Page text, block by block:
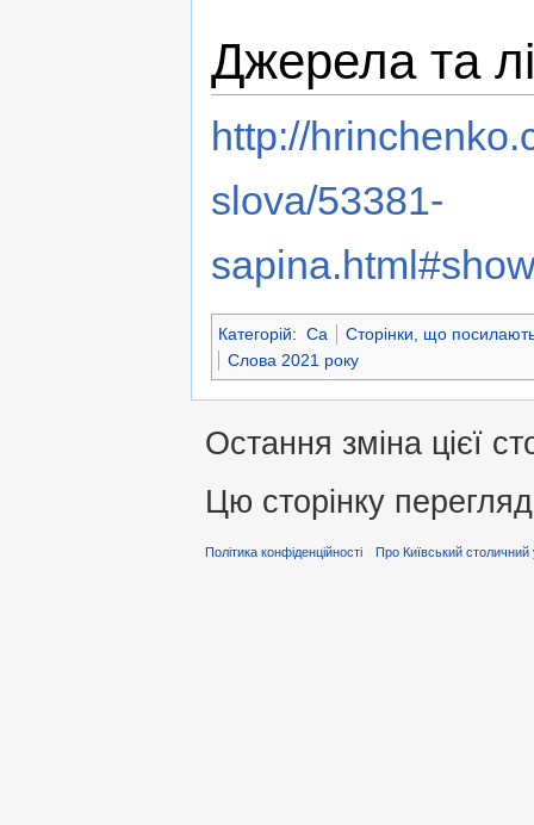
Джерела та
http://
slova/53381-
Категорій: Са
Сторінки, що
Слова 2021 року
Остання зміна цієї
Цю сторінку
Політика конфіденційності Про Київський столичний